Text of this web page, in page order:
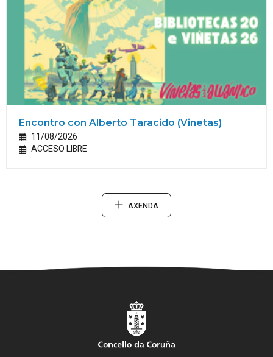
Encontro con Alberto Taracido (Viñetas)
11/08/2026
ACCESO LIBRE
AXENDA